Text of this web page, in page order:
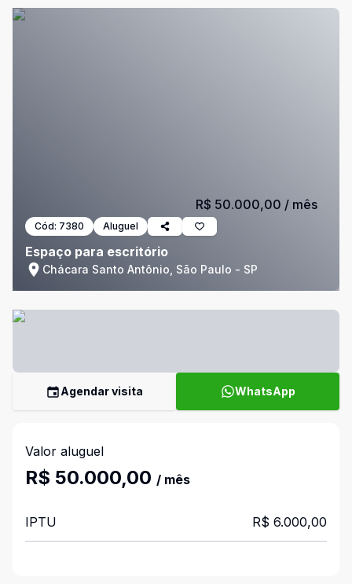
Cód: 7380 Aluguel
Espaço para escritório
Chácara Santo Antônio, São Paulo - SP
R$ 50.000,00 / mês
Agendar visita WhatsApp
Valor aluguel
R$ 50.000,00 / mês
IPTU R$ 6.000,00